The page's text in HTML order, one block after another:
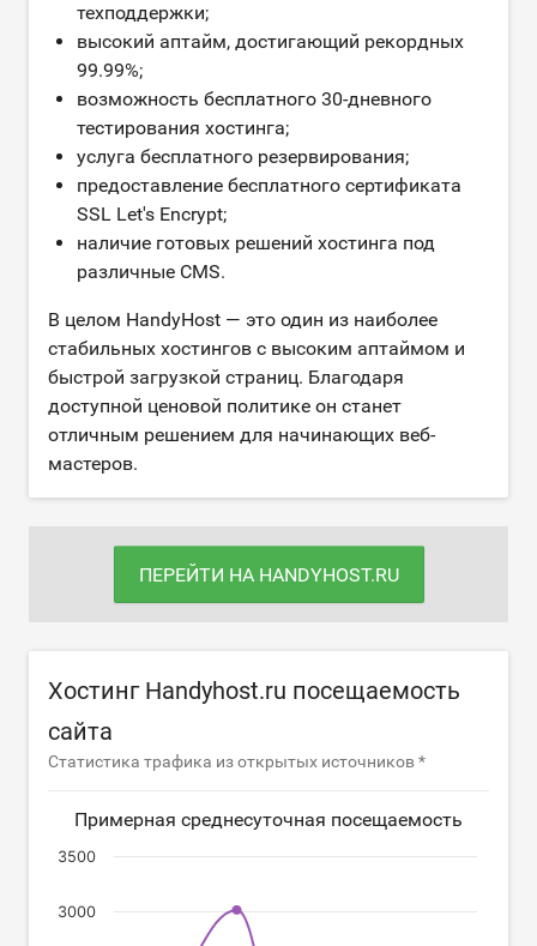
техподдержки;
высокий аптайм, достигающий рекордных
99.99%;
возможность бесплатного 30-дневного
тестирования хостинга;
услуга бесплатного резервирования;
предоставление бесплатного сертификата
SSL Let's Encrypt;
наличие готовых решений хостинга под
различные CMS.
В целом HandyHost — это один из наиболее
стабильных хостингов с высоким аптаймом и
быстрой загрузкой страниц. Благодаря
доступной ценовой политике он станет
отличным решением для начинающих веб-
мастеров.
ПЕРЕЙТИ НА HANDYHOST.RU
Хостинг Handyhost.ru посещаемость
сайта
Статистика трафика из открытых источников *
Примерная среднесуточная посещаемость
3000
3500